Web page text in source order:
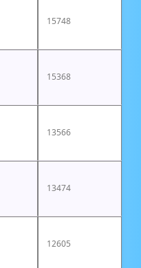
15748
15368
13566
13474
12605